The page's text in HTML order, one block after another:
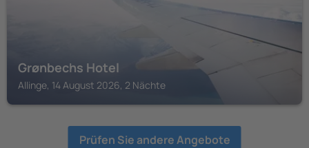
Grønbechs Hotel
Allinge, 14 August 2026, 2 Nächte
Prüfen Sie andere Angebote